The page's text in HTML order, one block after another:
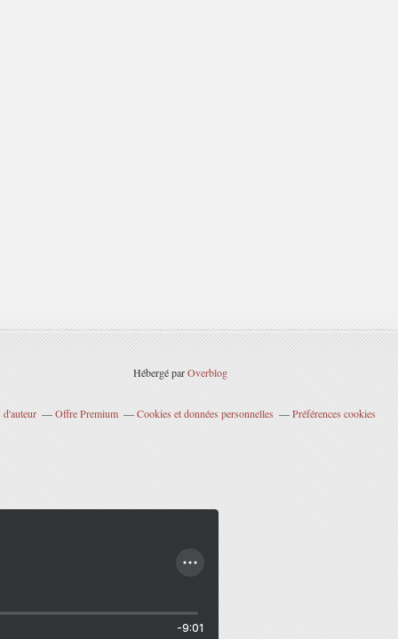
Hébergé parOverblog
d'auteur Offre Premium Cookies et données personnelles Préférences cookies
-9:01